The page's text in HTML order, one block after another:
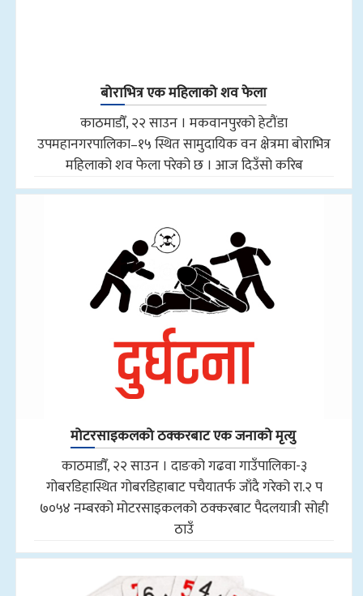
बोराभित्र एक महिलाको शव फेला
काठमाडौँ, २२ साउन । मकवानपुरको हेटौंडा
उपमहानगरपालिका–१५ स्थित सामुदायिक वन क्षेत्रमा बोराभित्र
महिलाको शव फेला परेको छ । आज दिउँसो करिब
मोटरसाइकलको ठक्करबाट एक जनाको मृत्यु
काठमाडौँ, २२ साउन । दाङको गढवा गाउँपालिका-३
गोबरडिहास्थित गोबरडिहाबाट पचैयातर्फ जाँदै गरेको रा.२ प
७०५४ नम्बरको मोटरसाइकलको ठक्करबाट पैदलयात्री सोही
ठाउँ